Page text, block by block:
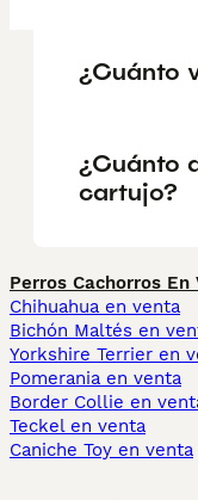
¿Cuánto
¿Cuánto
cartujo?
Perros Cachorros En
Chihuahua en venta
Bichón Maltés en
Yorkshire Terrier en
Pomerania en venta
Border Collie en
Teckel en venta
Caniche Toy en venta